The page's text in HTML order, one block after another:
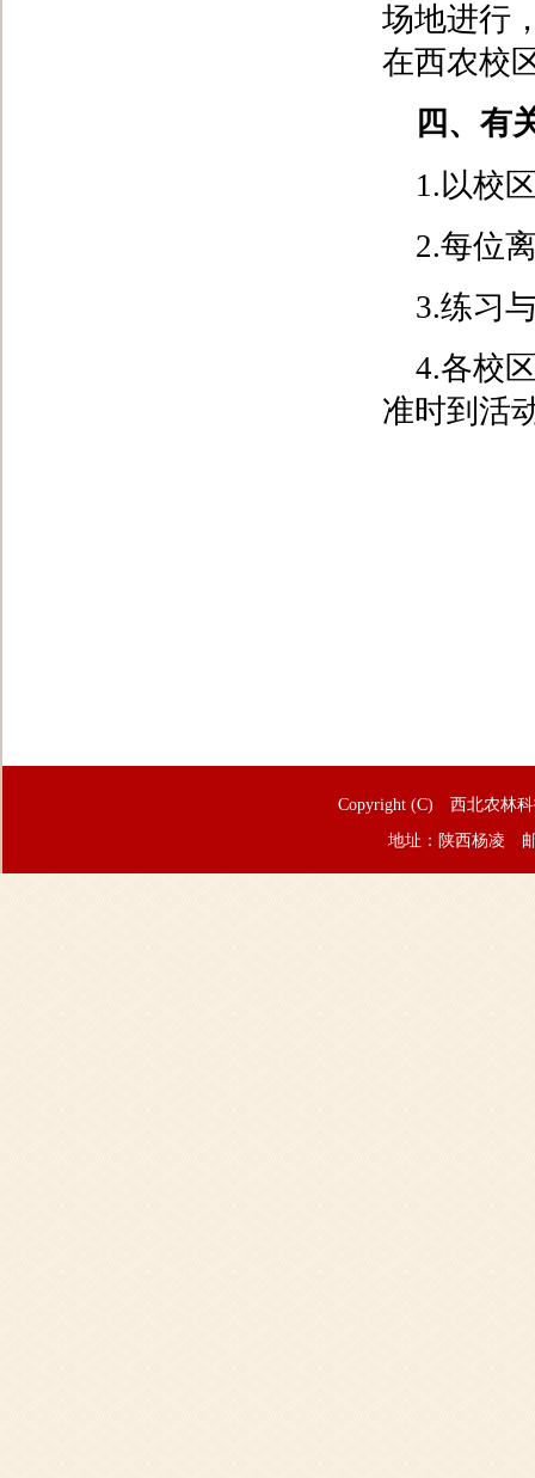
场地进行
在西农校
四、有
1.以校
2.每位
3.练习
4.各校
准时到活
Copyright (C) 西北农林
地址：陕西杨凌